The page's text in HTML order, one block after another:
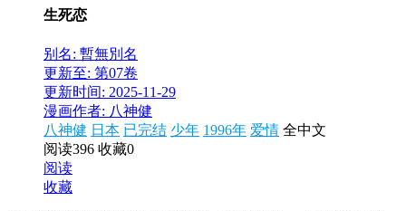
生死恋
别名: 暫無別名
更新至: 第07卷
更新时间: 2025-11-29
漫画作者: 八神健
八神健 日本 已完结 少年 1996年 爱情 全中文
阅读396 收藏0
阅读
收藏